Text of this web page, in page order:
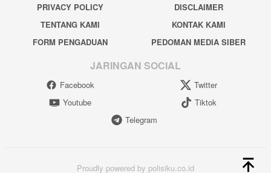
PRIVACY POLICY
DISCLAIMER
TENTANG KAMI
KONTAK KAMI
FORM PENGADUAN
PEDOMAN MEDIA SIBER
JARINGAN SOCIAL
Facebook
Twitter
Youtube
Tiktok
Telegram
Proudly powered by polisiku.co.id